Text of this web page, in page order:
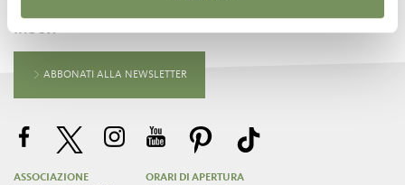
ABBONATI ALLA NEWSLETTER
ASSOCIAZIONE
ORARI DI APERTURA